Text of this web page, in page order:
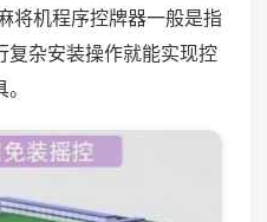
将机程序控牌器一般是指
复杂安装操作就能实现控